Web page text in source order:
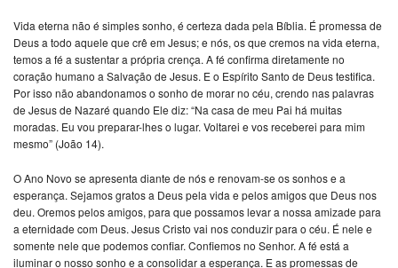
Vida eterna não é simples sonho, é certeza dada pela Bíblia. É promessa de
Deus a todo aquele que crê em Jesus; e nós, os que cremos na vida eterna,
temos a fé a sustentar a própria crença. A fé confirma diretamente no
coração humano a Salvação de Jesus. E o Espírito Santo de Deus testifica.
Por isso não abandonamos o sonho de morar no céu, crendo nas palavras
de Jesus de Nazaré quando Ele diz: “Na casa de meu Pai há muitas
moradas. Eu vou preparar-lhes o lugar. Voltarei e vos receberei para mim
mesmo” (João 14).
O Ano Novo se apresenta diante de nós e renovam-se os sonhos e a
esperança. Sejamos gratos a Deus pela vida e pelos amigos que Deus nos
deu. Oremos pelos amigos, para que possamos levar a nossa amizade para
a eternidade com Deus. Jesus Cristo vai nos conduzir para o céu. É nele e
somente nele que podemos confiar. Confiemos no Senhor. A fé está a
iluminar o nosso sonho e a consolidar a esperança. E as promessas de